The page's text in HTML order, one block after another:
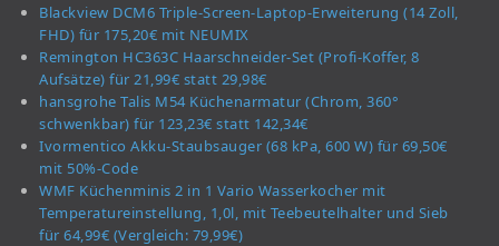
Blackview DCM6 Triple-Screen-Laptop-Erweiterung (14 Zoll,
FHD) für 175,20€ mit NEUMIX
Remington HC363C Haarschneider-Set (Profi-Koffer, 8
Aufsätze) für 21,99€ statt 29,98€
hansgrohe Talis M54 Küchenarmatur (Chrom, 360°
schwenkbar) für 123,23€ statt 142,34€
Ivormentico Akku-Staubsauger (68 kPa, 600 W) für 69,50€
mit 50%-Code
WMF Küchenminis 2 in 1 Vario Wasserkocher mit
Temperatureinstellung, 1,0l, mit Teebeutelhalter und Sieb
für 64,99€ (Vergleich: 79,99€)